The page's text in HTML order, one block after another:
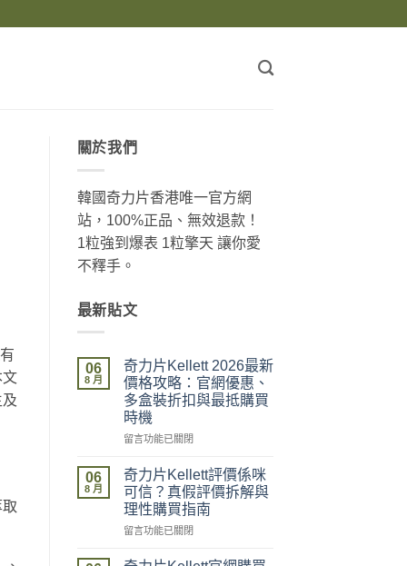
文
關於我們
韓國奇力片香港唯一官方網
站，100%正品、無效退款！
1粒強到爆表 1粒擎天 讓你愛
不釋手。
最新貼文
06
8 月
奇力片Kellett 2026最新
價格攻略：官網優惠、
多盒裝折扣與最抵購買
時機
在
力
片
Kellett
2026
最
價
留言功能已關閉
06
8 月
奇力片Kellett評價係咪
可信？真假評價拆解與
理性購買指南
在
力
留言功能已關閉